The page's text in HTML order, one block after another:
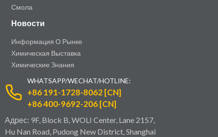
Смола
Новости
Информация О Рынке
Химическая Выставка
Химические Знания
WHATSAPP/WECHAT/HOTLINE:
+86 191-1728-8062 [CN]
+86 400-9692-206 [CN]
Адрес: 9F, Block B, WOLI Center, Lane 2157,
Hu Nan Road, Pudong New District, Shanghai